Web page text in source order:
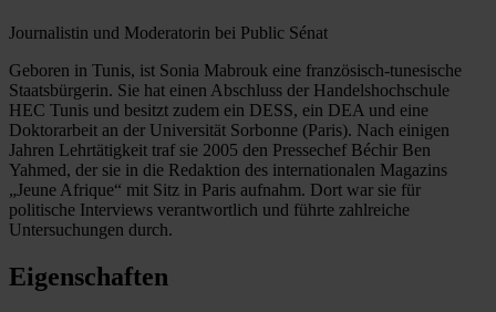
Journalistin und Moderatorin bei Public Sénat
Geboren in Tunis, ist Sonia Mabrouk eine französisch-tunesische
Staatsbürgerin. Sie hat einen Abschluss der Handelshochschule
HEC Tunis und besitzt zudem ein DESS, ein DEA und eine
Doktorarbeit an der Universität Sorbonne (Paris). Nach einigen
Jahren Lehrtätigkeit traf sie 2005 den Pressechef Béchir Ben
Yahmed, der sie in die Redaktion des internationalen Magazins
„Jeune Afrique“ mit Sitz in Paris aufnahm. Dort war sie für
politische Interviews verantwortlich und führte zahlreiche
Untersuchungen durch.
Eigenschaften